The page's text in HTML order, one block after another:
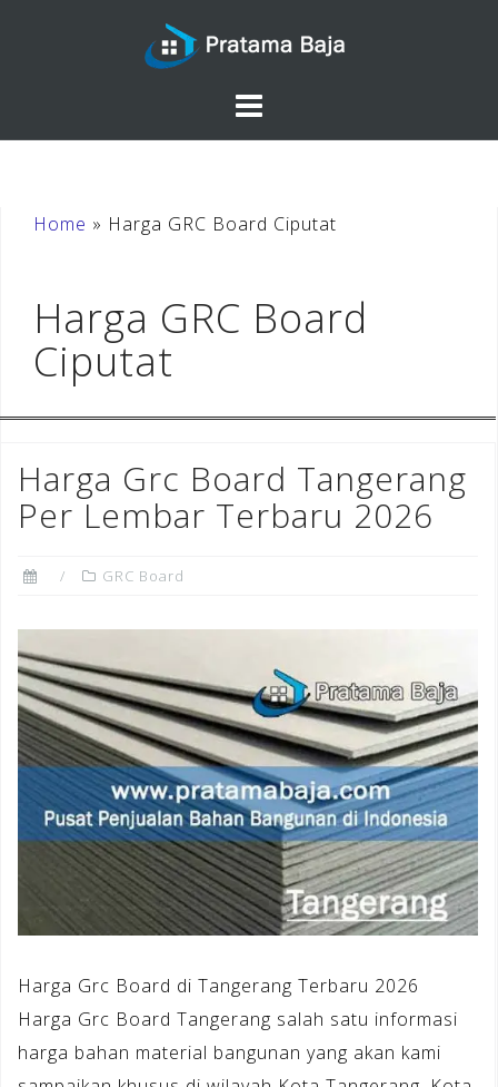
Home » Harga GRC Board Ciputat
Harga GRC Board
Ciputat
Harga Grc Board Tangerang
Per Lembar Terbaru 2026
GRC Board
Harga Grc Board di Tangerang Terbaru 2026
Harga Grc Board Tangerang salah satu informasi
harga bahan material bangunan yang akan kami